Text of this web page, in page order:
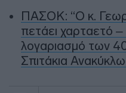
ΠΑΣΟΚ: “Ο κ.
πετάει χαρταετό
λογαριασμό των
Σπιτάκια